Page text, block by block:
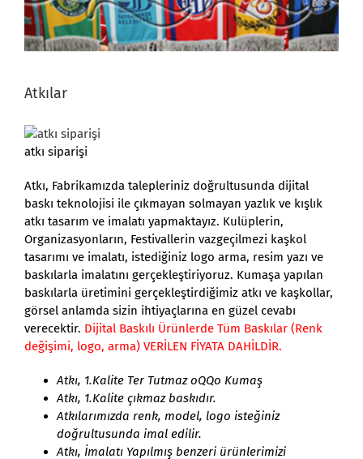
Atkılar
atkı siparişi
Atkı, Fabrikamızda talepleriniz doğrultusunda dijital
baskı teknolojisi ile çıkmayan solmayan yazlık ve kışlık
atkı tasarım ve imalatı yapmaktayız. Kulüplerin,
Organizasyonların, Festivallerin vazgeçilmezi kaşkol
tasarımı ve imalatı, istediğiniz logo arma, resim yazı ve
baskılarla imalatını gerçekleştiriyoruz. Kumaşa yapılan
baskılarla üretimini gerçekleştirdiğimiz atkı ve kaşkollar,
görsel anlamda sizin ihtiyaçlarına en güzel cevabı
verecektir. Dijital Baskılı Ürünlerde Tüm Baskılar (Renk
değişimi, logo, arma) VERİLEN FİYATA DAHİLDİR.
Atkı, 1.Kalite Ter TutmazoQQo Kumaş
Atkı, 1.Kalite çıkmaz baskıdır.
Atkılarımızda renk, model, logo isteğiniz
doğrultusunda imal edilir.
Atkı, İmalatı Yapılmış benzeri ürünlerimizi